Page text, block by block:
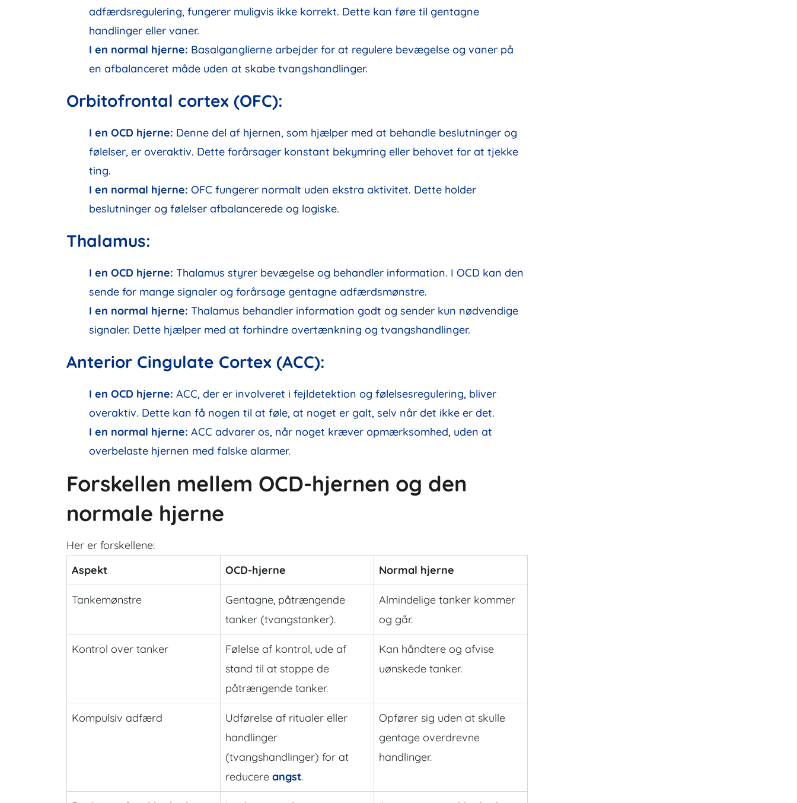
adfærdsregulering, fungerer muligvis ikke korrekt. Dette kan føre til gentagne
handlinger eller vaner.
I en normal hjerne: Basalganglierne arbejder for at regulere bevægelse og vaner på
en afbalanceret måde uden at skabe tvangshandlinger.
Orbitofrontal cortex (OFC):
I en OCD hjerne: Denne del af hjernen, som hjælper med at behandle beslutninger og
følelser, er overaktiv. Dette forårsager konstant bekymring eller behovet for at tjekke
ting.
I en normal hjerne: OFC fungerer normalt uden ekstra aktivitet. Dette holder
beslutninger og følelser afbalancerede og logiske.
Thalamus:
I en OCD hjerne: Thalamus styrer bevægelse og behandler information. I OCD kan den
sende for mange signaler og forårsage gentagne adfærdsmønstre.
I en normal hjerne: Thalamus behandler information godt og sender kun nødvendige
signaler. Dette hjælper med at forhindre overtænkning og tvangshandlinger.
Anterior Cingulate Cortex (ACC):
I en OCD hjerne: ACC, der er involveret i fejldetektion og følelsesregulering, bliver
overaktiv. Dette kan få nogen til at føle, at noget er galt, selv når det ikke er det.
I en normal hjerne: ACC advarer os, når noget kræver opmærksomhed, uden at
overbelaste hjernen med falske alarmer.
Forskellen mellem OCD-hjernen og den
normale hjerne
Her er forskellene:
Aspekt
OCD-hjerne Normal hjerne
Tankemønstre
Gentagne, påtrængende
tanker (tvangstanker).
Almindelige tanker kommer
og går.
Kontrol over tanker
Følelse af kontrol, ude af
stand til at stoppe de
påtrængende tanker.
Kan håndtere og afvise
uønskede tanker.
Kompulsiv adfærd
Udførelse af ritualer eller
handlinger
(tvangshandlinger) for at
reducere angst.
Opfører sig uden at skulle
gentage overdrevne
handlinger.